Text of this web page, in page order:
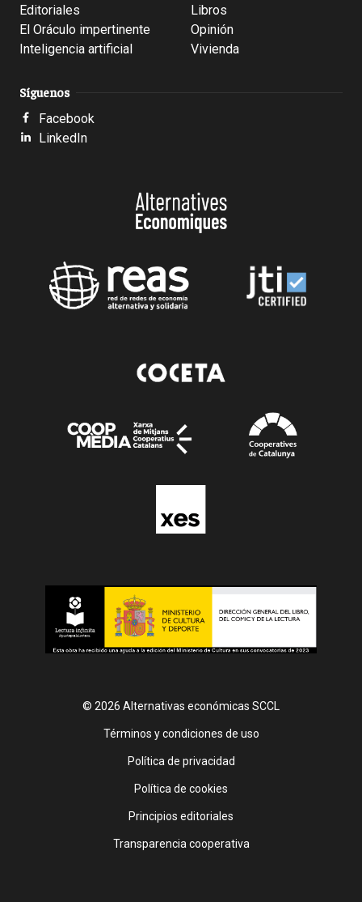
Editoriales
El Oráculo impertinente
Inteligencia artificial
Libros
Opinión
Vivienda
Síguenos
Facebook
LinkedIn
© 2026 Alternativas económicas SCCL
Footer
Términos y condiciones de uso
Política de privacidad
Política de cookies
Principios editoriales
Transparencia cooperativa